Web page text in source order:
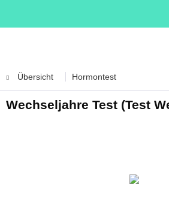
Übersicht Hormontest
Wechseljahre Test (Test